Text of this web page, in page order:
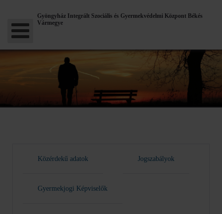
Gyöngyház Integrált Szociális és Gyermekvédelmi Központ Békés
Vármegye
Közérdekű adatok Jogszabályok
Gyermekjogi Képviselők